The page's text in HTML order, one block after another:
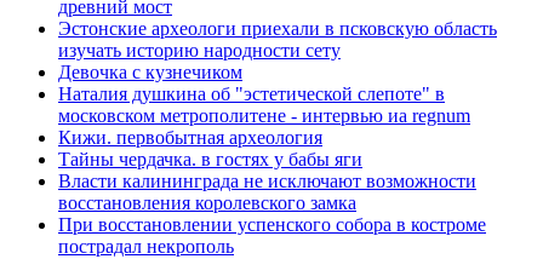
древний мост
Эстонские археологи приехали в псковскую область
изучать историю народности сету
Девочка с кузнечиком
Наталия душкина об "эстетической слепоте" в
московском метрополитене - интервью иа regnum
Кижи. первобытная археология
Тайны чердачка. в гостях у бабы яги
Власти калининграда не исключают возможности
восстановления королевского замка
При восстановлении успенского собора в костроме
пострадал некрополь